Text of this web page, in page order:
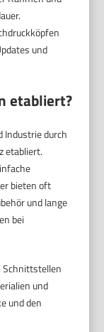
und
etabliert?
Industrie durch
etabliert.
bieten oft
und lange
bei
Schnittstellen
und
und den